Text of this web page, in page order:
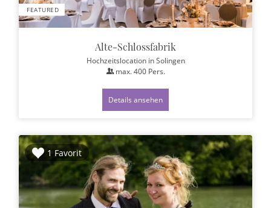
FEATURED
Alte-Schlossfabrik
Hochzeitslocation in Solingen
max. 400Pers.
Details ansehen
1 Favorit